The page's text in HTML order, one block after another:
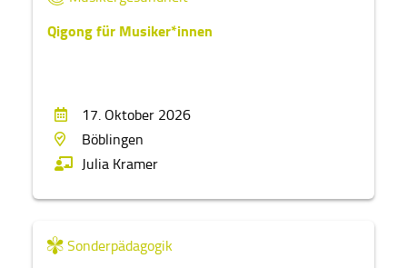
Qigong für Musiker*innen
17. Oktober 2026
Böblingen
Julia Kramer
Sonderpädagogik